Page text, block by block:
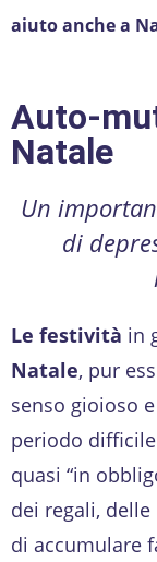
aiuto anche a
Auto-
Natale
Un
di
Le festività in
Natale, pur
senso gioioso
periodo
quasi “in
dei regali,
di accumulare